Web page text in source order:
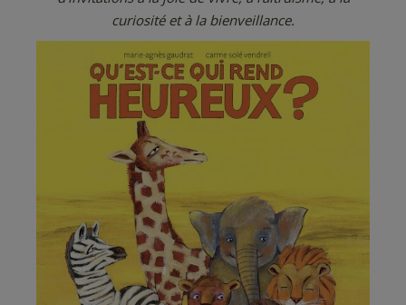
curiosité et à la bienveillance.